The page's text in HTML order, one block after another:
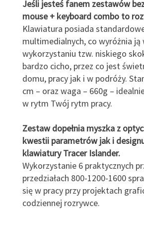
Jeśli jesteś fanem zestawów
mouse + keyboard combo to
Klawiatura posiada
multimedialnych, co wyróżnia
wykorzystaniu tzw. niskiego
bardzo cicho, przez co jest
domu, pracy jak i w podróży.
cm – oraz waga – 660g –
w rytm Twój rytm pracy.
Zestaw dopełnia myszka z
kwestii parametrów jak i
klawiatury Tracer Islander.
Wykorzystanie 6 praktycznych
przedziałach 800-1200-1600
się w pracy przy projektach
codziennej rozrywce.